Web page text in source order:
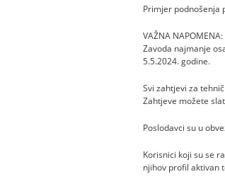
Primjer podnošenja
VAŽNA
Zavoda najmanje
5.5.2024. godine.
Svi zahtjevi za
Zahtjeve možete
Poslodavci su u
Korisnici koji su se
njihov profil aktivan